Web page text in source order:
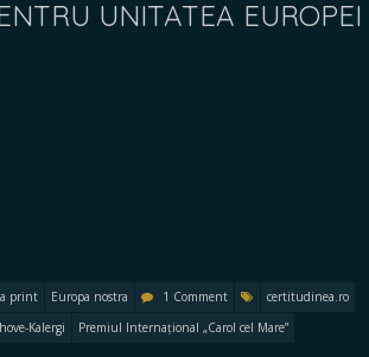
UNITATEA EUROPEI
print Europa nostra 1 Comment
certitudinea.ro
Kalergi
Premiul Internațional „Carol cel Mare”